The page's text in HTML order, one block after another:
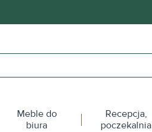
Meble do
biura
Recepcja,
poczekalnia